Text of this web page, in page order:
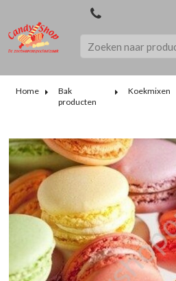
Home
Bak
producten
Koekmixen